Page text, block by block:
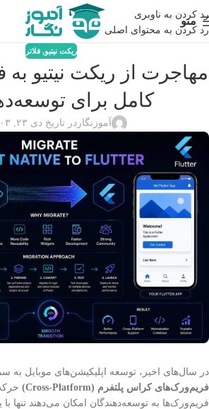
رد کردن به ناوبری
رد کردن به محتوای اصلی
منو
ریکت نیتیو,فلاتر
مهاجرت از ریکت نیتیو به
کامل برای
آموزنگاردر تاریخ دی ۲۳, ۱۴۰۳
در سال‌های اخیر، توسعه اپلیکیشن‌های موبایل به
فریم‌ورک‌های کراس پلتفرم (Cross-Platform)
فریم‌ورک‌ها به توسعه‌دهندگان امکان می‌دهند تنها